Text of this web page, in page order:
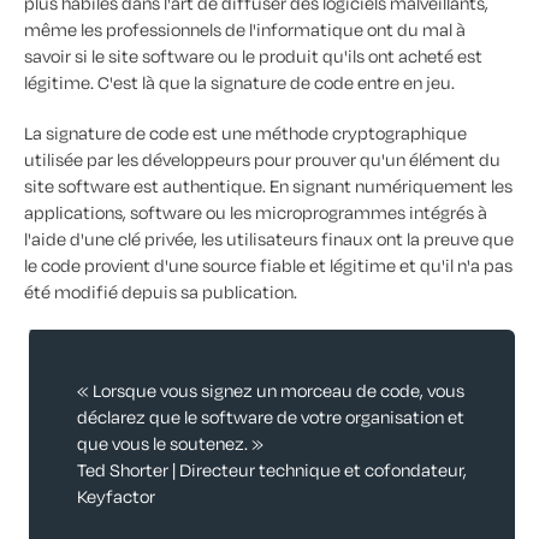
même les professionnels de l'informatique ont du mal à
savoir si le site software ou le produit qu'ils ont acheté est
légitime. C'est là que la signature de code entre en jeu.
La signature de code est une méthode cryptographique
utilisée par les développeurs pour prouver qu'un élément du
site software est authentique. En signant numériquement les
applications, software ou les microprogrammes intégrés à
l'aide d'une clé privée, les utilisateurs finaux ont la preuve que
le code provient d'une source fiable et légitime et qu'il n'a pas
été modifié depuis sa publication.
« Lorsque vous signez un morceau de code, vous
déclarez que le software de votre organisation et
que vous le soutenez. »
Ted Shorter | Directeur technique et cofondateur,
Keyfactor